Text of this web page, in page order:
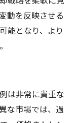
動を反映させる
能となり、より
は非常に貴重な
な市場では、過